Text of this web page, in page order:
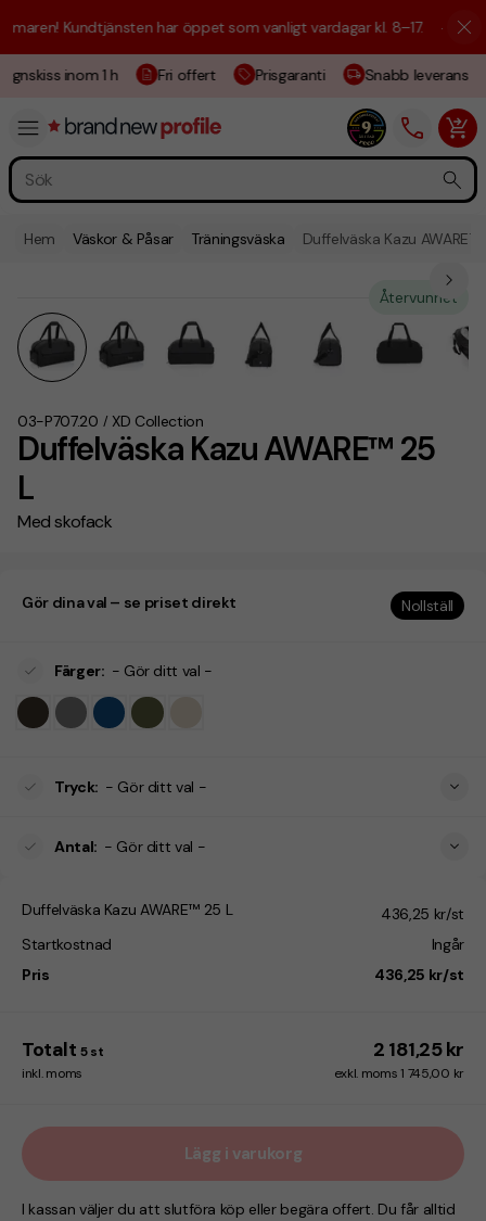
Kundtjänsten har öppet som vanligt vardagar kl. 8–17. ☀️ Vi är
inom 1 h Fri offert Prisgaranti Snabb leverans
Hem Väskor & Påsar Träningsväska Duffelväska Kazu AWARE™
Duffelväska Kazu AWARE™ 25
L
Med skofack
03-P707.20 / XD Collection
Återvunnet
Gör dina val – se priset direkt Nollställ
Färger: - Gör ditt val -
Tryck: - Gör ditt val -
Antal: - Gör ditt val -
Duffelväska Kazu AWARE™ 25 L
436,25 kr/st
Startkostnad
Ingår
Pris
436,25 kr/st
Totalt 5 st 2 181,25 kr
inkl. moms exkl. moms 1 745,00 kr
Lägg i varukorg
I kassan väljer du att slutföra köp eller begära offert. Du får alltid